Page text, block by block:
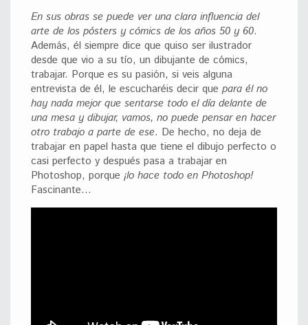
En sus obras se puede ver una clara influencia del
arte de los pósters y cómics de los años 50 y 60.
Además, él siempre dice que quiso ser ilustrador
desde que vio a su tío, un dibujante de cómics,
trabajar. Porque es su pasión, si veis alguna
entrevista de él, le escucharéis decir que para él no
hay nada mejor que sentarse todo el día delante de
una mesa y dibujar, vamos, no puede pensar en hacer
otro trabajo a parte de ese. De hecho, no deja de
trabajar en papel hasta que tiene el dibujo perfecto o
casi perfecto y después pasa a trabajar en
Photoshop, porque ¡lo hace todo en Photoshop!
Fascinante…